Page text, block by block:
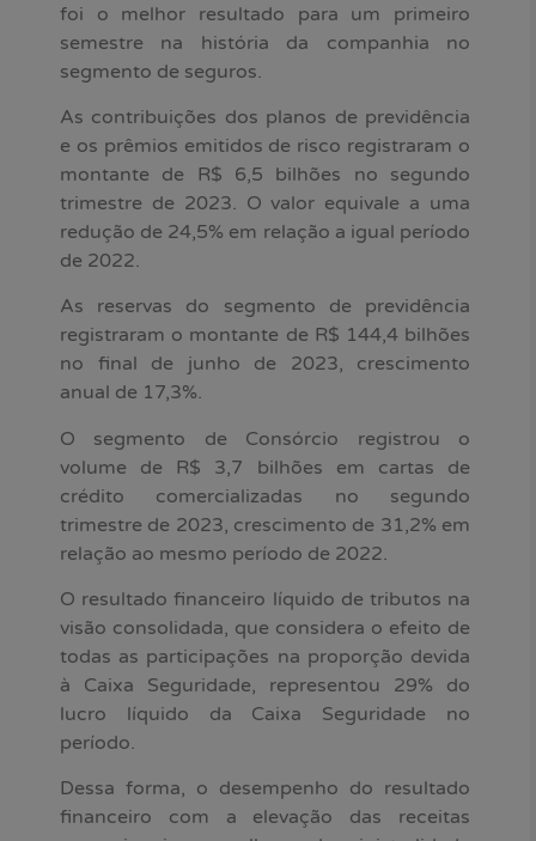
foi o melhor resultado para um primeiro
semestre na história da companhia no
segmento de seguros.
As contribuições dos planos de previdência
e os prêmios emitidos de risco registraram o
montante de R$ 6,5 bilhões no segundo
trimestre de 2023. O valor equivale a uma
redução de 24,5% em relação a igual período
de 2022.
As reservas do segmento de previdência
registraram o montante de R$ 144,4 bilhões
no final de junho de 2023, crescimento
anual de 17,3%.
O segmento de Consórcio registrou o
volume de R$ 3,7 bilhões em cartas de
crédito comercializadas no segundo
trimestre de 2023, crescimento de 31,2% em
relação ao mesmo período de 2022.
O resultado financeiro líquido de tributos na
visão consolidada, que considera o efeito de
todas as participações na proporção devida
à Caixa Seguridade, representou 29% do
lucro líquido da Caixa Seguridade no
período.
Dessa forma, o desempenho do resultado
financeiro com a elevação das receitas